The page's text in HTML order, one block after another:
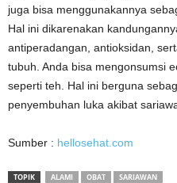
juga bisa menggunakannya
Hal ini dikarenakan
antiperadangan, antioksidan,
tubuh. Anda bisa mengonsumsi
seperti teh. Hal ini berguna
penyembuhan luka akibat
Sumber : hellosehat.com
TOPIK ALAMI OBAT SARIAWAN